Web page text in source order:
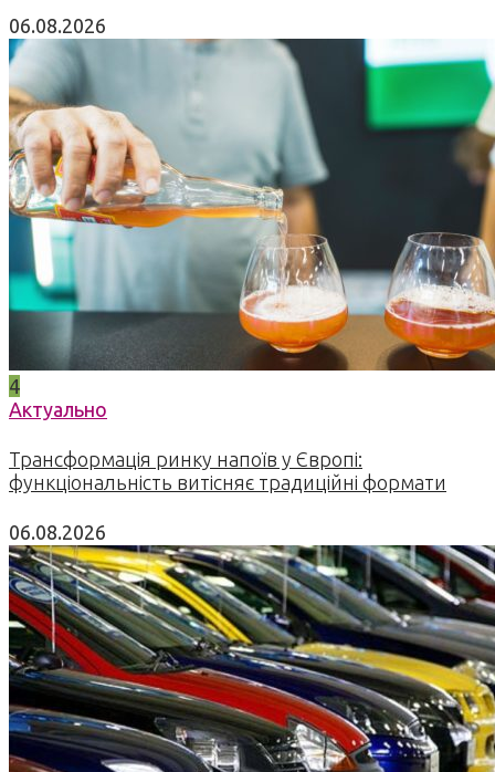
06.08.2026
4
Актуально
Трансформація ринку напоїв у Європі:
функціональність витісняє традиційні формати
06.08.2026